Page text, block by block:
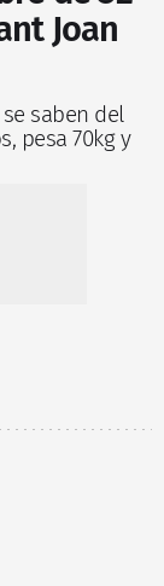
Joan
saben del
pesa 70kg y